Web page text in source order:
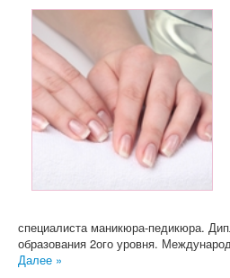
специалиста маникюра-педикюра.
образования 2ого уровня.
Далее »